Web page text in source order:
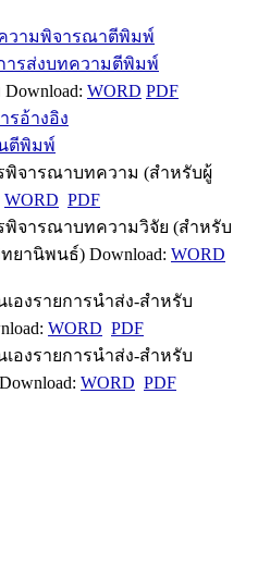
วามพิจารณาตีพิมพ์
ารส่งบทความตีพิมพ์
WORD PDF
รอ้างอิง
ตีพิมพ์
พิจารณาบทความ (สำหรับผู้
WORD PDF
พิจารณาบทความวิจัย (สำหรับ
ยานิพนธ์) Download: WORD
องรายการนำส่ง-สำหรับ
WORD PDF
องรายการนำส่ง-สำหรับ
WORD PDF